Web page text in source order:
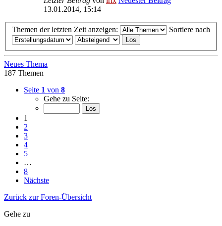
13.01.2014, 15:14
Themen der letzten Zeit anzeigen: Sortiere nach
Neues Thema
187 Themen
Seite 1 von 8
Gehe zu Seite:
1
2
3
4
5
…
8
Nächste
Zurück zur Foren-Übersicht
Gehe zu